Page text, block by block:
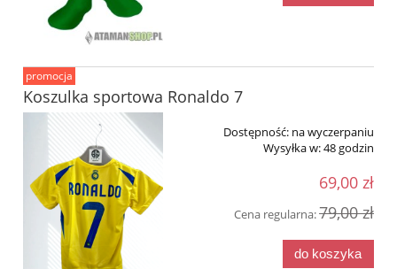
Koszulka sportowa Ronaldo 7
Dostępność: na wyczerpaniu
Wysyłka w:48 godzin
69,00 zł
Cena regularna:79,00 zł
do koszyka
promocja